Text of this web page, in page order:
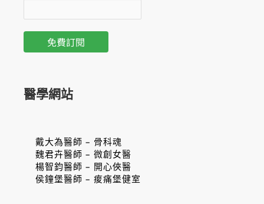
醫學網站
戴大為醫師 – 骨科魂
魏君卉醫師 – 微創女醫
楊智鈞醫師 – 開心俠醫
侯鐘堡醫師 – 痠痛堡健室